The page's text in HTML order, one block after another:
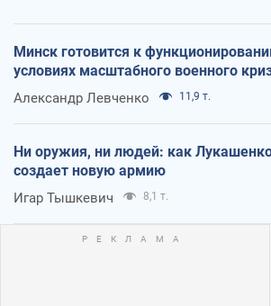
Минск готовится к
условиях масштабного военного
Александр Левченко 11,9 т.
Ни оружия, ни людей: как
создает новую армию
Игар Тышкевич 8,1 т.